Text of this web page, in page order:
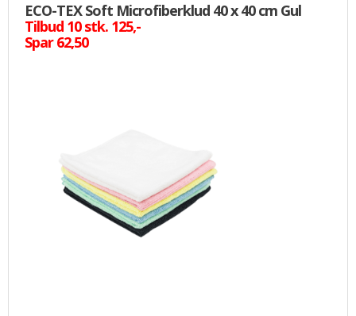
ECO-TEX Soft Microfiberklud 40 x 40 cm Gul
Tilbud 10 stk. 125,-
Spar 62,50